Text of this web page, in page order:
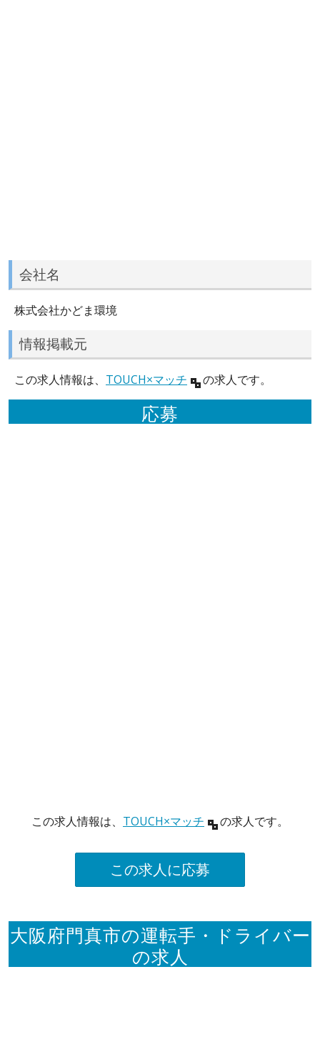
会社名
株式会社かどま環境
情報掲載元
この求人情報は、 TOUCH×マッチ の求人です。
応募
この求人情報は、 TOUCH×マッチ の求人です。
この求人に応募
大阪府門真市の運転手・ドライバー
の求人